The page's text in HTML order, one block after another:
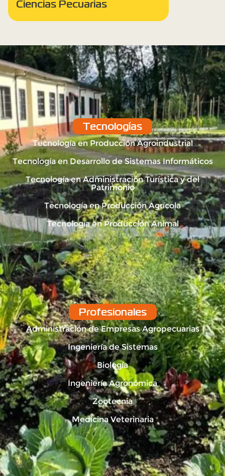
Ciencias Pecuarias
Tecnologías
Tecnología en Producción Agroindustrial
Tecnología en Desarrollo de Sistemas Informáticos
Tecnología en Administración Turística y del
Patrimonio
Tecnología en Producción Agrícola
Tecnología en Producción Animal
Profesionales
Administración de Empresas Agropecuarias
Ingeniería de Sistemas
Biología
Ingeniería Agronómica
Zootecnia
Medicina Veterinaria